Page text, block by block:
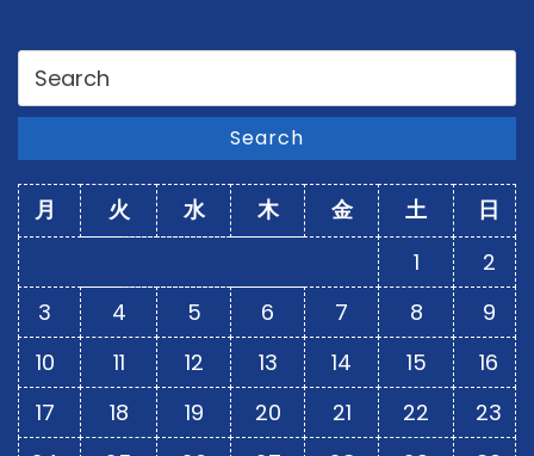
Search
for:
Search
月 火 水 木 金 土
日
1
2
3
4 5 6 7 8
9
10
11 12 13 14 15
16
17
18 19 20 21 22
23